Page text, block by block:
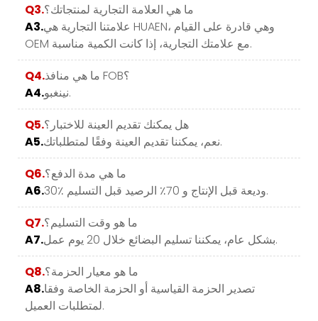
Q3.ما هي العلامة التجارية لمنتجاتك؟
A3.علامتنا التجارية هي HUAEN، وهي قادرة على القيام
OEM مع علامتك التجارية، إذا كانت الكمية مناسبة.
Q4.
ما هي منافذ FOB؟
A4.
نينغبو.
Q5.هل يمكنك تقديم العينة للاختبار؟
A5.
نعم، يمكننا تقديم العينة وفقًا لمتطلباتك.
Q6.ما هي مدة الدفع؟
A6.
30٪ وديعة قبل الإنتاج و 70٪ الرصيد قبل التسليم.
Q7.ما هو وقت التسليم؟
A7.
بشكل عام، يمكننا تسليم البضائع خلال 20 يوم عمل.
Q8.ما هو معيار الحزمة؟
A8.تصدير الحزمة القياسية أو الحزمة الخاصة وفقا
لمتطلبات العميل.